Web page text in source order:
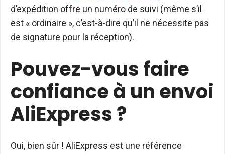
d’expédition offre un numéro de suivi (même s’il
est « ordinaire », c’est-à-dire qu’il ne nécessite pas
de signature pour la réception).
Pouvez-vous faire
confiance à un envoi
AliExpress ?
Oui, bien sûr ! AliExpress est une référence